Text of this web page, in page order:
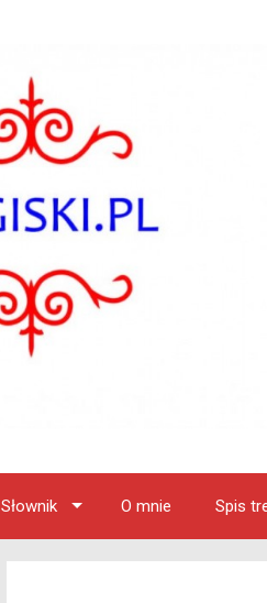
Słownik
O mnie Spis